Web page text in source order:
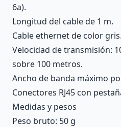
6a).
Longitud del cable de 1 m.
Cable ethernet de color gris.
Velocidad de transmisión:
sobre 100 metros.
Ancho de banda máximo
Conectores RJ45 con
Medidas y pesos
Peso bruto: 50 g